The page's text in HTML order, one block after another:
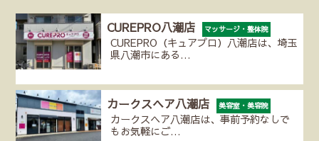
CUREPRO八潮店 マッサージ・整体院
CUREPRO（キュアプロ）八潮店は、埼玉
県八潮市にある…
カークスヘア八潮店 美容室・美容院
カークスヘア八潮店は、事前予約なしで
もお気軽にご…